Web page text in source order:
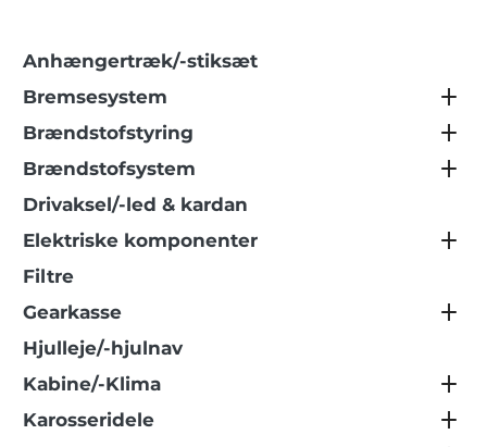
Anhængertræk/-stiksæt
Bremsesystem
Brændstofstyring
Brændstofsystem
Drivaksel/-led & kardan
Elektriske komponenter
Filtre
Gearkasse
Hjulleje/-hjulnav
Kabine/-Klima
Karosseridele